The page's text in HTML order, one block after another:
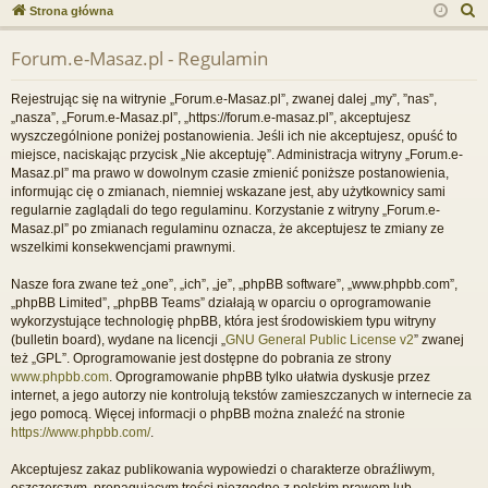
j
…
uj
ę
es
Strona główna
z
Forum.e-Masaz.pl - Regulamin
Rejestrując się na witrynie „Forum.e-Masaz.pl”, zwanej dalej „my”, ”nas”,
„nasza”, „Forum.e-Masaz.pl”, „https://forum.e-masaz.pl”, akceptujesz
wyszczególnione poniżej postanowienia. Jeśli ich nie akceptujesz, opuść to
miejsce, naciskając przycisk „Nie akceptuję”. Administracja witryny „Forum.e-
Masaz.pl” ma prawo w dowolnym czasie zmienić poniższe postanowienia,
informując cię o zmianach, niemniej wskazane jest, aby użytkownicy sami
regularnie zaglądali do tego regulaminu. Korzystanie z witryny „Forum.e-
Masaz.pl” po zmianach regulaminu oznacza, że akceptujesz te zmiany ze
wszelkimi konsekwencjami prawnymi.
Nasze fora zwane też „one”, „ich”, „je”, „phpBB software”, „www.phpbb.com”,
„phpBB Limited”, „phpBB Teams” działają w oparciu o oprogramowanie
wykorzystujące technologię phpBB, która jest środowiskiem typu witryny
(bulletin board), wydane na licencji „ GNU General Public License v2” zwanej
też „GPL”. Oprogramowanie jest dostępne do pobrania ze strony
www.phpbb.com . Oprogramowanie phpBB tylko ułatwia dyskusje przez
internet, a jego autorzy nie kontrolują tekstów zamieszczanych w internecie za
jego pomocą. Więcej informacji o phpBB można znaleźć na stronie
https://www.phpbb.com/.
Akceptujesz zakaz publikowania wypowiedzi o charakterze obraźliwym,